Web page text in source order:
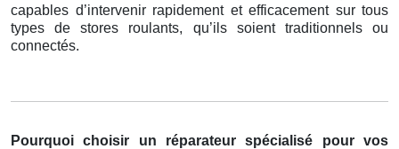
capables d’intervenir rapidement et efficacement sur tous
types de stores roulants, qu’ils soient traditionnels ou
connectés.
Pourquoi choisir un réparateur spécialisé pour vos